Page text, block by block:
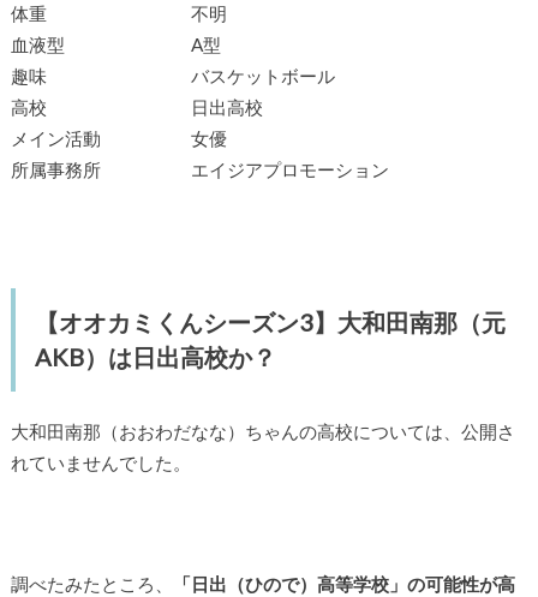
体重 不明
血液型 A型
趣味 バスケットボール
高校 日出高校
メイン活動 女優
所属事務所 エイジアプロモーション
【オオカミくんシーズン3】大和田南那（元
AKB）は日出高校か？
大和田南那（おおわだなな）ちゃんの高校については、公開さ
れていませんでした。
調べたみたところ、
「日出（ひので）高等学校」の可能性が高